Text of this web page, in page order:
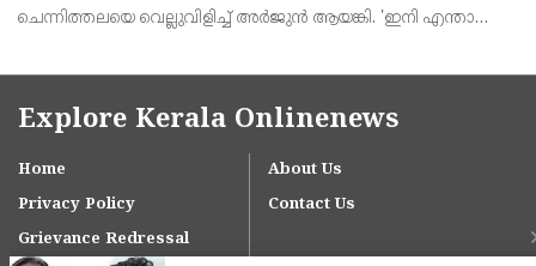
ചെന്നിത്തലയെ വെല്ലുവിളിച്ച് അ‍ർജുൻ ആയങ്കി. 'ഇനി എന്താ
രമേശ് ചെന്നിത്തല പറയുന്നത്.
Explore Kerala Onlinenews
Home
About Us
Privacy Policy
Contact Us
Grievance Redressal